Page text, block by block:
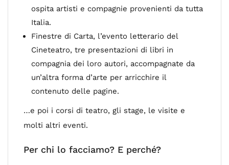
ospita artisti e compagnie provenienti da tutta
Italia.
Finestre di Carta, l’evento letterario del
Cineteatro, tre presentazioni di libri in
compagnia dei loro autori, accompagnate da
un’altra forma d’arte per arricchire il
contenuto delle pagine.
…e poi i corsi di teatro, gli stage, le visite e
molti altri eventi.
Per chi lo facciamo? E perché?